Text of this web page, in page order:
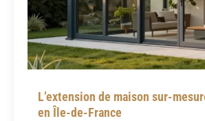
L’extension de maison sur-
en Île-de-France